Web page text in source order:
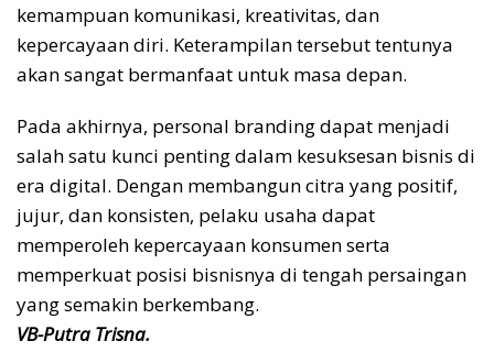
kemampuan komunikasi, kreativitas, dan
kepercayaan diri. Keterampilan tersebut tentunya
akan sangat bermanfaat untuk masa depan.
Pada akhirnya, personal branding dapat menjadi
salah satu kunci penting dalam kesuksesan bisnis di
era digital. Dengan membangun citra yang positif,
jujur, dan konsisten, pelaku usaha dapat
memperoleh kepercayaan konsumen serta
memperkuat posisi bisnisnya di tengah persaingan
yang semakin berkembang.
VB-Putra Trisna.